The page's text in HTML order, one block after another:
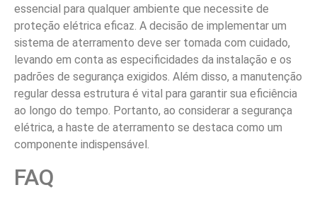
essencial para qualquer ambiente que necessite de
proteção elétrica eficaz. A decisão de implementar um
sistema de aterramento deve ser tomada com cuidado,
levando em conta as especificidades da instalação e os
padrões de segurança exigidos. Além disso, a manutenção
regular dessa estrutura é vital para garantir sua eficiência
ao longo do tempo. Portanto, ao considerar a segurança
elétrica, a haste de aterramento se destaca como um
componente indispensável.
FAQ